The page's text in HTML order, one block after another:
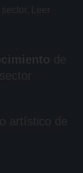
Leer
artístico de